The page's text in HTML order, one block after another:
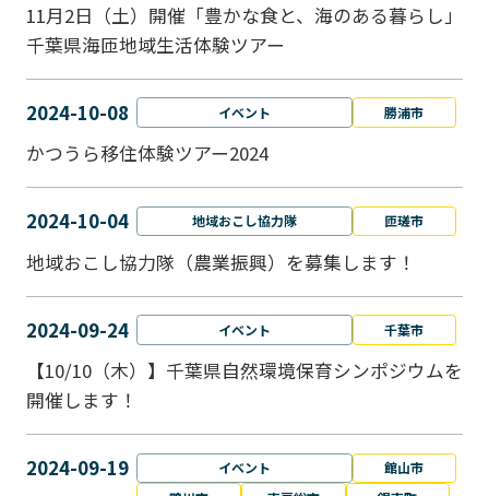
11月2日（土）開催「豊かな食と、海のある暮らし」
千葉県海匝地域生活体験ツアー
2024-10-08 イベント 勝浦市
かつうら移住体験ツアー2024
2024-10-04 地域おこし協力隊 匝瑳市
地域おこし協⼒隊（農業振興）を募集します！
2024-09-24 イベント 千葉市
【10/10（木）】千葉県自然環境保育シンポジウムを
開催します！
2024-09-19 イベント
館山市